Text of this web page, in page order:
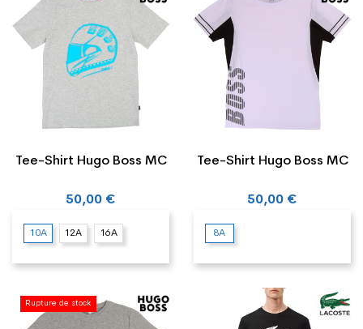
Tee-Shirt Hugo Boss MC
50,00 €
10A 12A 16A
Tee-Shirt Hugo Boss MC
50,00 €
8A
Rupture de stock